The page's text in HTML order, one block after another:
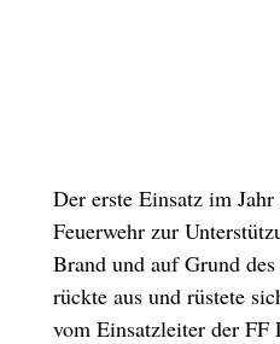
Der erste Einsatz im
Feuerwehr zur
Brand und auf Grund
rückte aus und rüstete
vom Einsatzleiter der FF